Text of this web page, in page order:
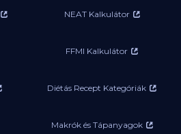
NEAT Kalkulátor
FFMI Kalkulátor
Diétás Recept Kategóriák
Makrók és Tápanyagok